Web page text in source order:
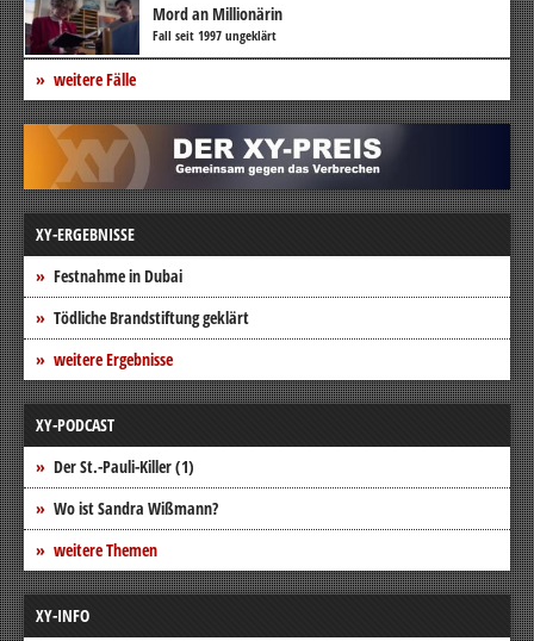
Mord an Millionärin
Fall seit 1997 ungeklärt
weitere Fälle
XY-ERGEBNISSE
Festnahme in Dubai
Tödliche Brandstiftung geklärt
weitere Ergebnisse
XY-PODCAST
Der St.-Pauli-Killer (1)
Wo ist Sandra Wißmann?
weitere Themen
XY-INFO